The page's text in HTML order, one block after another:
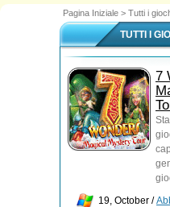
Pagina Iniziale > Tutti i
TUTTI I
7
19, October /